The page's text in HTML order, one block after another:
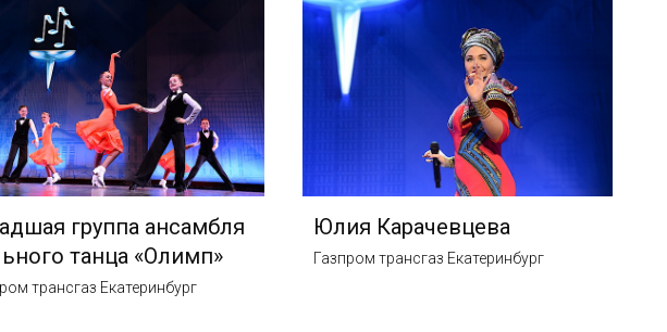
группа ансамбля
танца «Олимп»
трансгаз Екатеринбург
Юлия Карачевцева
Газпром трансгаз Екатеринбург